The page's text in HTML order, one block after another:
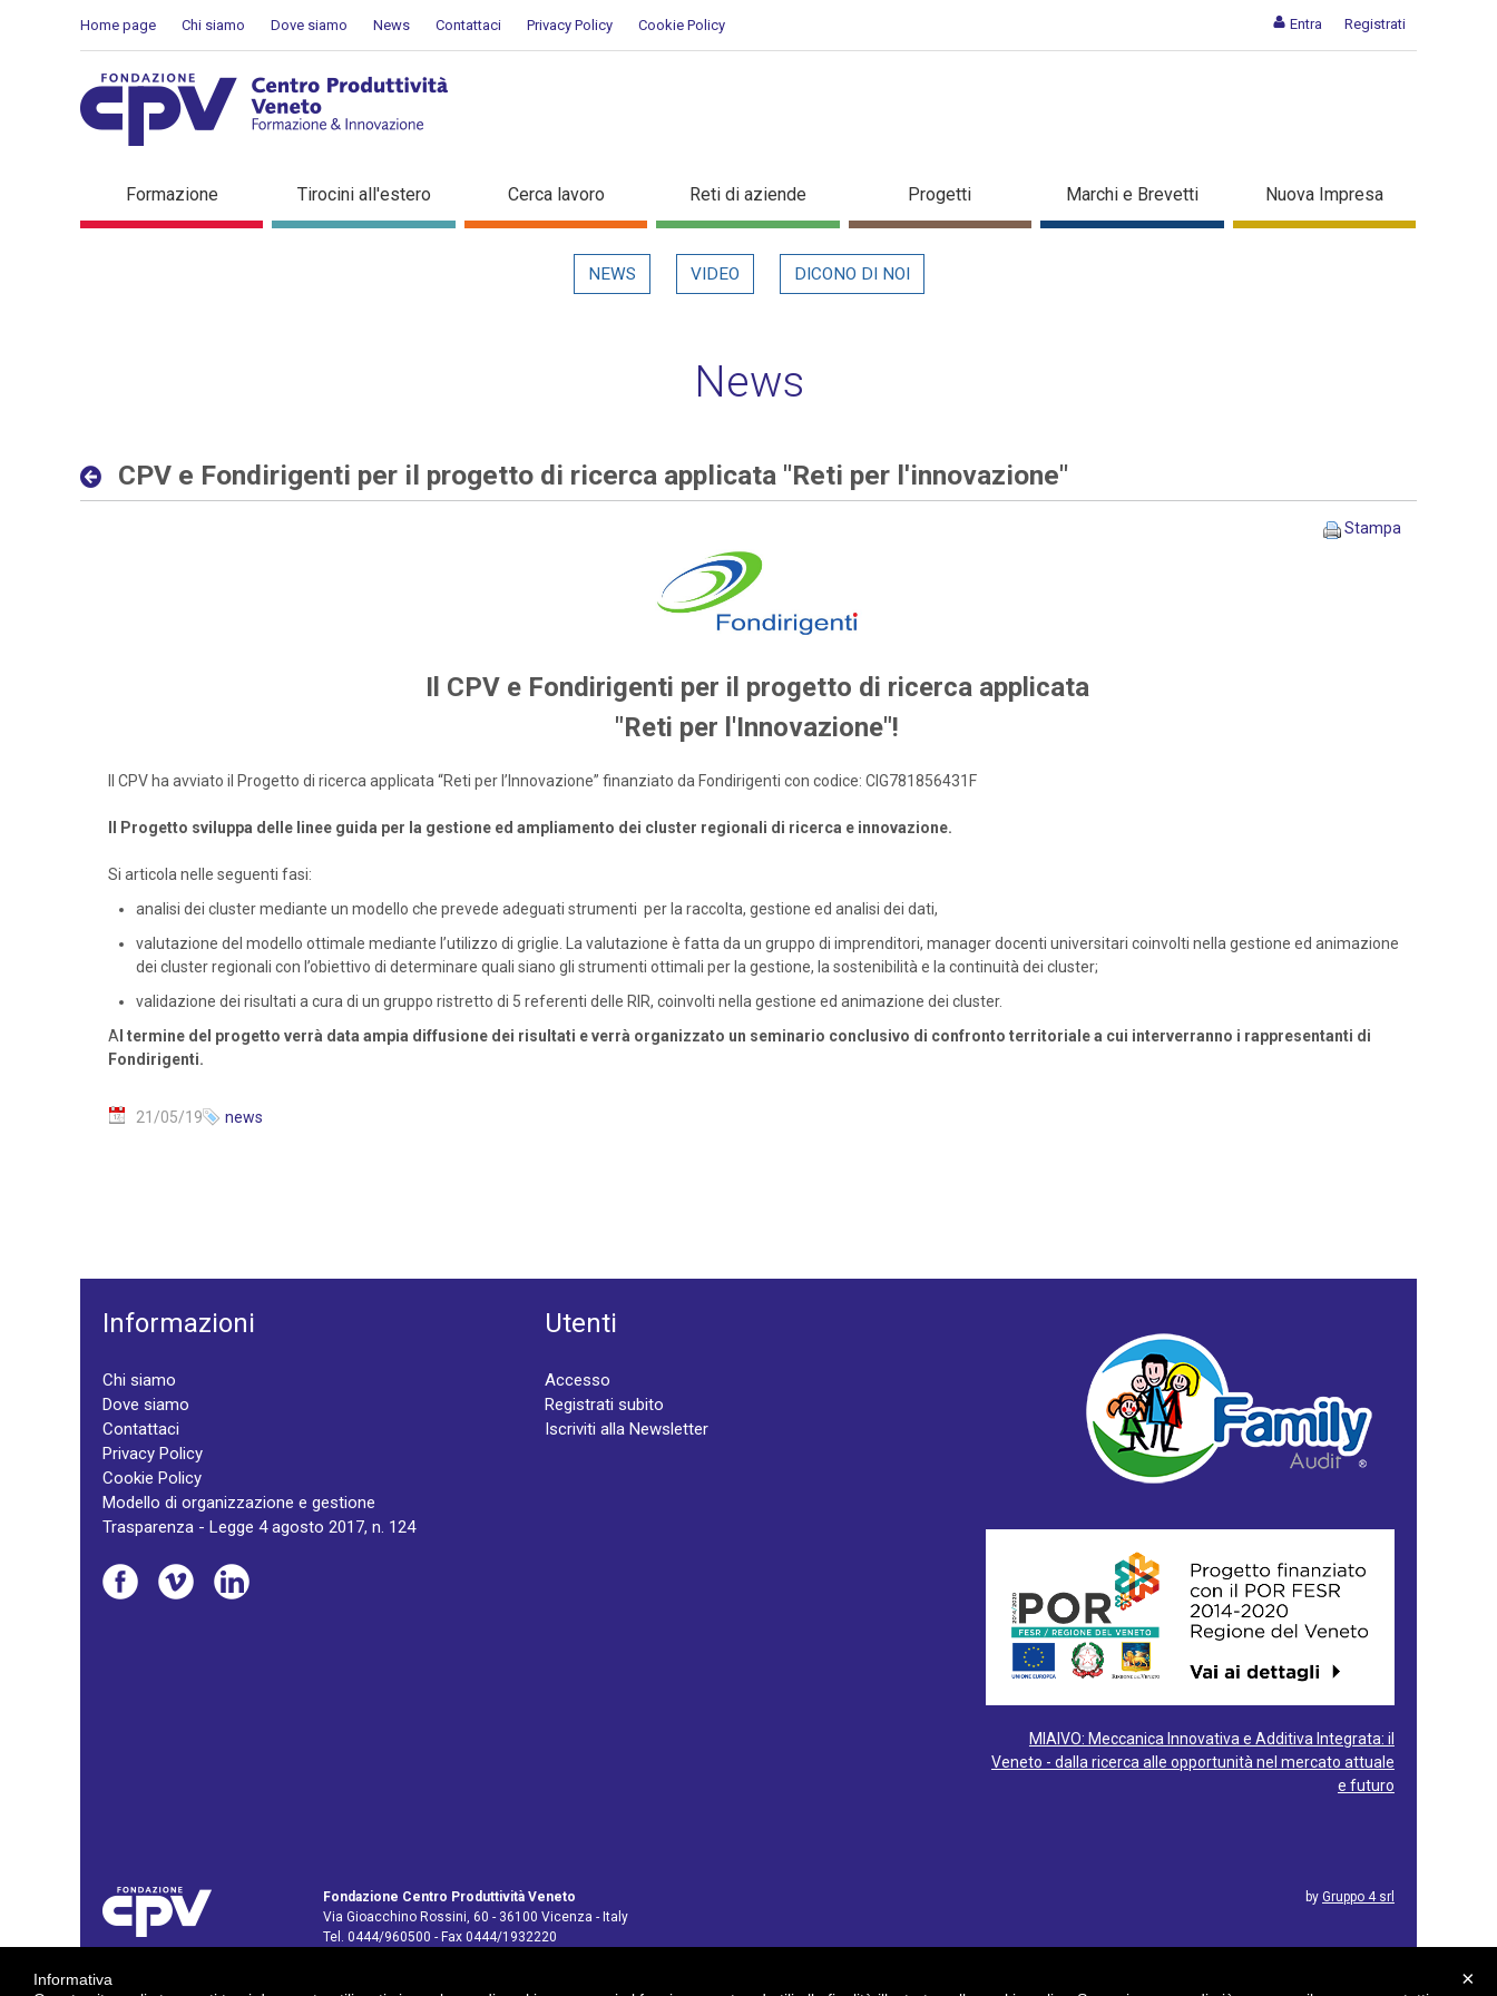
Entra Registrati
Home page Chi siamo Dove siamo News Contattaci Privacy Policy Cookie Policy
CPV e Fondirigenti per il progetto di ricerca applicata "Reti per l'innovazione" - Dettaglio
Formazione Tirocini all'estero Cerca lavoro Reti di aziende Progetti Marchi e Brevetti Nuova Impresa
NEWS VIDEO DICONO DI NOI
News
CPV e Fondirigenti per il progetto di ricerca applicata "Reti per l'innovazione"
Stampa
Il CPV e Fondirigenti per il progetto di ricerca applicata
"Reti per l'Innovazione"!
Il CPV ha avviato il Progetto di ricerca applicata “Reti per l’Innovazione” finanziato da Fondirigenti con codice: CIG781856431F
Il Progetto sviluppa delle linee guida per la gestione ed ampliamento dei cluster regionali di ricerca e innovazione.
Si articola nelle seguenti fasi:
analisi dei cluster mediante un modello che prevede adeguati strumenti per la raccolta, gestione ed analisi dei dati,
valutazione del modello ottimale mediante l’utilizzo di griglie. La valutazione è fatta da un gruppo di imprenditori, manager docenti universitari coinvolti nella gestione ed animazione
dei cluster regionali con l’obiettivo di determinare quali siano gli strumenti ottimali per la gestione, la sostenibilità e la continuità dei cluster;
validazione dei risultati a cura di un gruppo ristretto di 5 referenti delle RIR, coinvolti nella gestione ed animazione dei cluster.
A l termine del progetto verrà data ampia diffusione dei risultati e verrà organizzato un seminario conclusivo di confronto territoriale a cui interverranno i rappresentanti di
Fondirigenti.
21/05/19 news
Informazioni
Chi siamo
Dove siamo
Contattaci
Privacy Policy
Cookie Policy
Modello di organizzazione e gestione
Trasparenza - Legge 4 agosto 2017, n. 124
Utenti
Accesso
Registrati subito
Iscriviti alla Newsletter
MIAIVO: Meccanica Innovativa e Additiva Integrata: il
Veneto - dalla ricerca alle opportunità nel mercato attuale
e futuro
Fondazione Centro Produttività Veneto
Via Gioacchino Rossini, 60 - 36100 Vicenza - Italy
Tel. 0444/960500 - Fax 0444/1932220
by Gruppo 4 srl
×
Informativa